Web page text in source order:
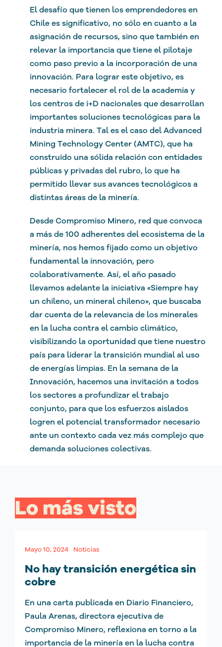
El desafío que tienen los emprendedores en
Chile es significativo, no sólo en cuanto a la
asignación de recursos, sino que también en
relevar la importancia que tiene el pilotaje
como paso previo a la incorporación de una
innovación. Para lograr este objetivo, es
necesario fortalecer el rol de la academia y
los centros de i+D nacionales que desarrollan
importantes soluciones tecnológicas para la
industria minera. Tal es el caso del Advanced
Mining Technology Center (AMTC), que ha
construido una sólida relación con entidades
públicas y privadas del rubro, lo que ha
permitido llevar sus avances tecnológicos a
distintas áreas de la minería.
Desde Compromiso Minero, red que convoca
a más de 100 adherentes del ecosistema de la
minería, nos hemos fijado como un objetivo
fundamental la innovación, pero
colaborativamente. Así, el año pasado
llevamos adelante la iniciativa «Siempre hay
un chileno, un mineral chileno», que buscaba
dar cuenta de la relevancia de los minerales
en la lucha contra el cambio climático,
visibilizando la oportunidad que tiene nuestro
país para liderar la transición mundial al uso
de energías limpias. En la semana de la
Innovación, hacemos una invitación a todos
los sectores a profundizar el trabajo
conjunto, para que los esfuerzos aislados
logren el potencial transformador necesario
ante un contexto cada vez más complejo que
demanda soluciones colectivas.
Lo más visto
Mayo 10, 2024 Noticias
No hay transición energética sin
cobre
En una carta publicada en Diario Financiero,
Paula Arenas, directora ejecutiva de
Compromiso Minero, reflexiona en torno a la
importancia de la minería en la lucha contra